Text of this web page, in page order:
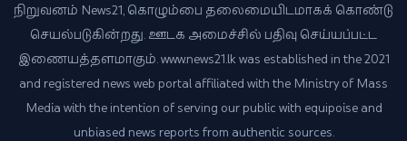
நிறுவனம் News21, கொழும்பை தலைமையிடமாகக் கொண்டு
செயல்படுகின்றது. ஊடக அமைச்சில் பதிவு செய்யப்பட்ட
இணையத்தளமாகும். www.news21.lk was established in the 2021
and registered news web portal affiliated with the Ministry of Mass
Media with the intention of serving our public with equipoise and
unbiased news reports from authentic sources.